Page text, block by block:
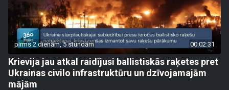
pirms 2 dienām, 5 stundām 00:02:31
Krievija jau atkal raidījusi ballistiskās raķetes pret
Ukrainas civilo infrastruktūru un dzīvojamajām
mājām